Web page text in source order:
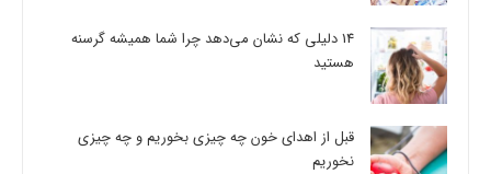
14 دلیلی که نشان می‌دهد چرا شما همیشه گرسنه
هستید
قبل از اهدای خون چه چیزی بخوریم و چه چیزی
نخوریم